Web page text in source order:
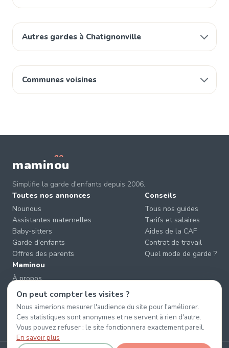
Autres gardes à Chatignonville
Communes voisines
maminou
Simplifie la garde d'enfants depuis 2006.
Toutes nos annonces
Nounous
Assistantes maternelles
Baby-sitters
Garde d'enfants
Offres des parents
Conseils
Tous nos guides
Tarifs et salaires
Aides de la CAF
Contrat de travail
Quel mode de garde ?
Maminou
À propos
Nous contacter
Éviter les arnaques
CGU & CGV
Confidentialité
On peut compter les visites ?
Nous aimerions mesurer l'audience du site pour l'améliorer.
Ces statistiques sont anonymes et ne servent à rien d'autre.
Vous pouvez refuser : le site fonctionnera exactement pareil.
En savoir plus